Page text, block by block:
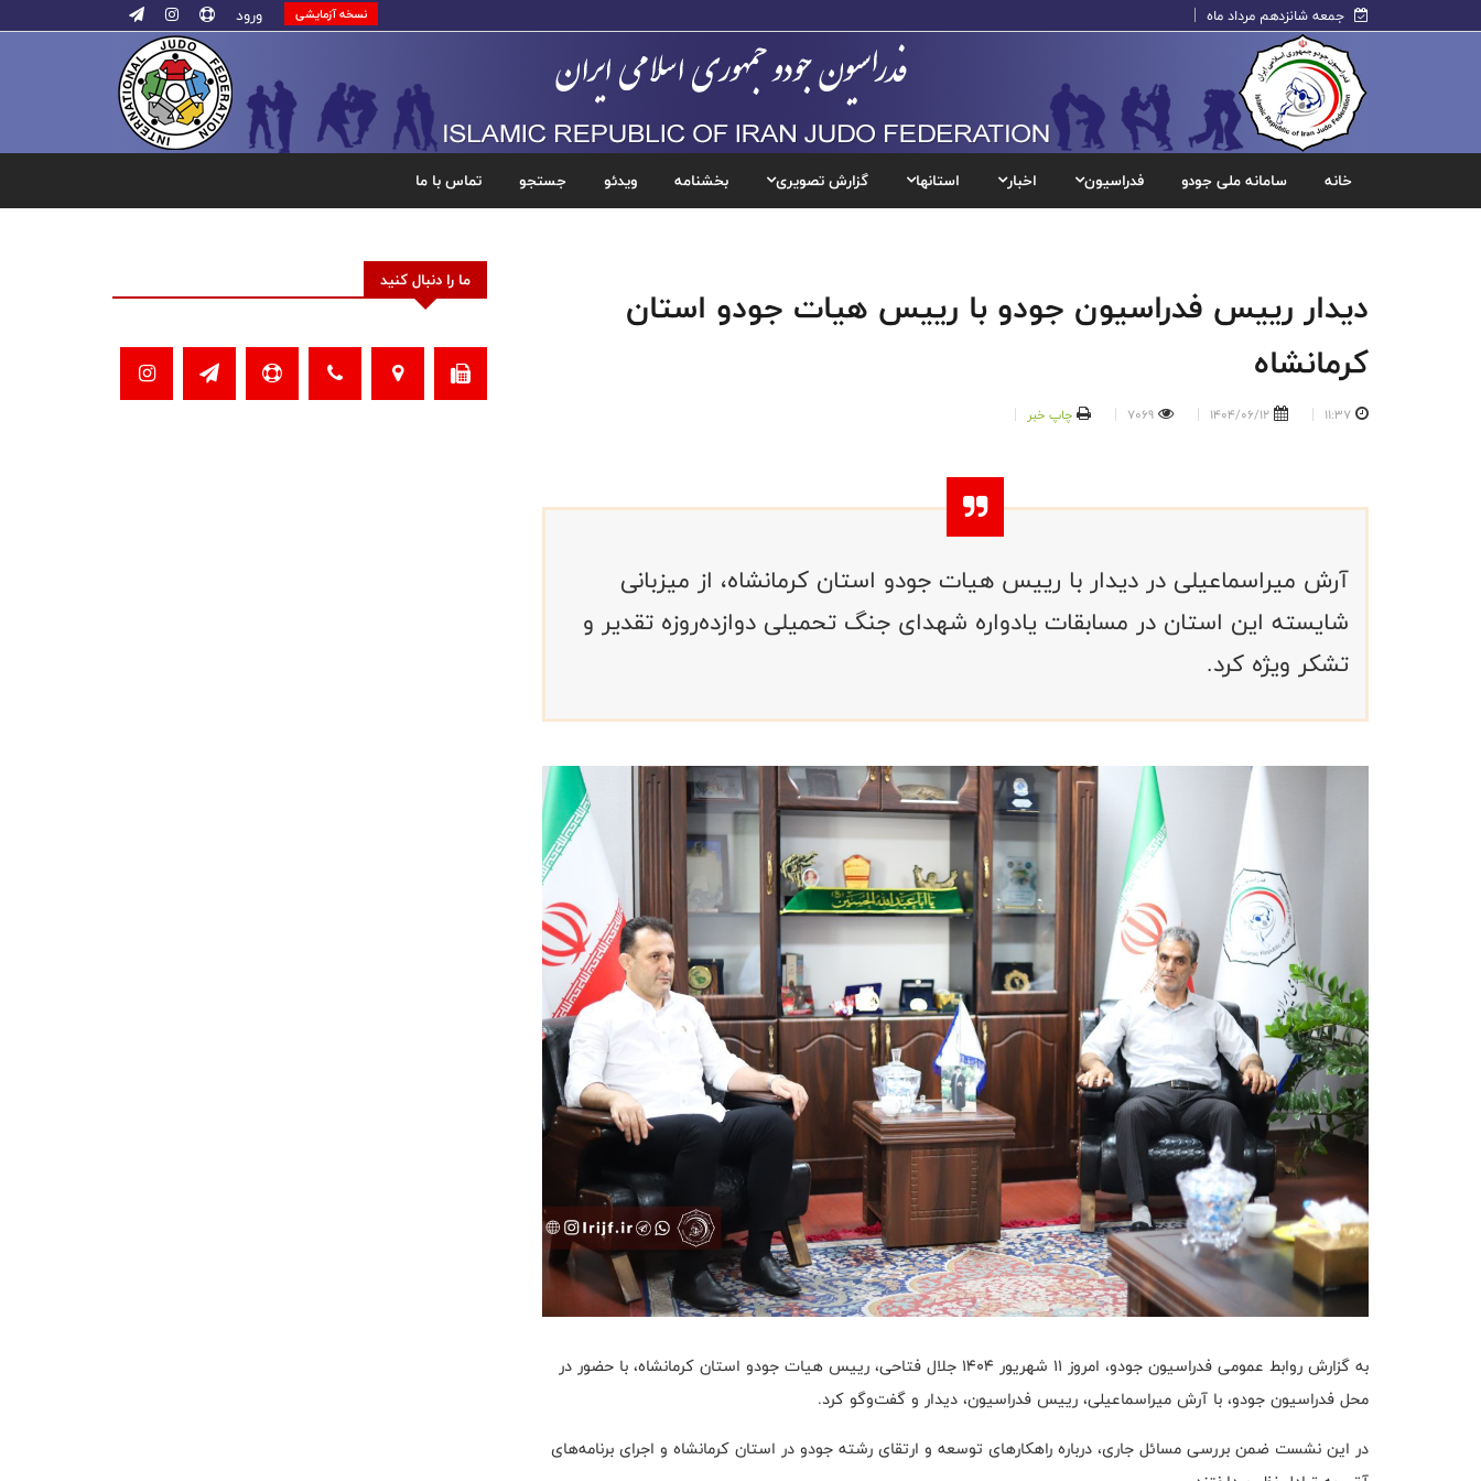
جمعه شانزدهم مرداد ماه نسخه آزمایشی ورود
خانه سامانه ملی جودو فدراسیون اخبار استانها گزارش تصویری بخشنامه ویدئو جستجو تماس با ما
دیدار رییس فدراسیون جودو با رییس هیات جودو استان
کرمانشاه
11:37
1404/06/12
7069 چاپ خبر
آرش میراسماعیلی در دیدار با رییس هیات جودو استان کرمانشاه، از میزبانی
شایسته این استان در مسابقات یادواره شهدای جنگ تحمیلی دوازده‌روزه تقدیر و
تشکر ویژه کرد.
به گزارش روابط عمومی فدراسیون جودو، امروز ۱۱ شهریور ۱۴۰۴ جلال فتاحی، رییس هیات جودو استان کرمانشاه، با حضور در
محل فدراسیون جودو، با آرش میراسماعیلی، رییس فدراسیون، دیدار و گفت‌وگو کرد.
در این نشست ضمن بررسی مسائل جاری، درباره راهکارهای توسعه و ارتقای رشته جودو در استان کرمانشاه و اجرای برنامه‌های
ما را دنبال کنید